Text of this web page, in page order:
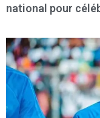
national pour